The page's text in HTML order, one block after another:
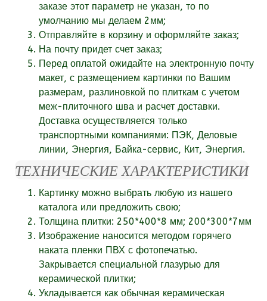
заказе этот параметр не указан, то по
умолчанию мы делаем 2мм;
Отправляйте в корзину и оформляйте заказ;
На почту придет счет заказ;
Перед оплатой ожидайте на электронную почту
макет, с размещением картинки по Вашим
размерам, разлиновкой по плиткам с учетом
меж-плиточного шва и расчет доставки.
Доставка осуществляется только
транспортными компаниями: ПЭК, Деловые
линии, Энергия, Байка-сервис, Кит, Энергия.
ТЕХНИЧЕСКИЕ ХАРАКТЕРИСТИКИ
Картинку можно выбрать любую из нашего
каталога или предложить свою;
Толщина плитки: 250*400*8 мм; 200*300*7мм
Изображение наносится методом горячего
наката пленки ПВХ с фотопечатью.
Закрывается специальной глазурью для
керамической плитки;
Укладывается как обычная керамическая